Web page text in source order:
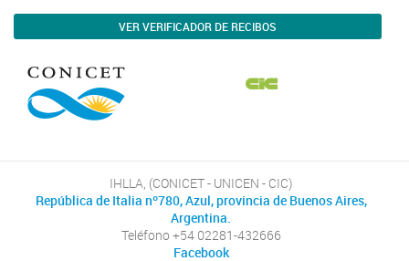
VER VERIFICADOR DE RECIBOS
IHLLA, (CONICET - UNICEN - CIC)
República de Italia nº780, Azul, provincia de Buenos Aires,
Argentina.
Teléfono +54 02281-432666
Facebook